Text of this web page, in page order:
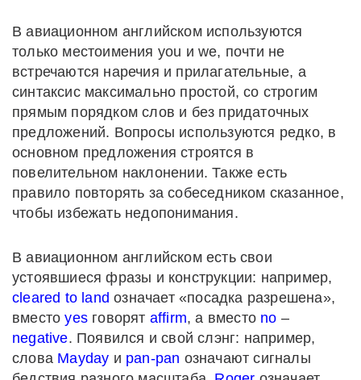
В авиационном английском используются
только местоимения you и we, почти не
встречаются наречия и прилагательные, а
синтаксис максимально простой, со строгим
прямым порядком слов и без придаточных
предложений. Вопросы используются редко, в
основном предложения строятся в
повелительном наклонении. Также есть
правило повторять за собеседником сказанное,
чтобы избежать недопонимания.
В авиационном английском есть свои
устоявшиеся фразы и конструкции: например,
cleared to land означает «посадка разрешена»,
вместоyes говорят affirm, а вместо no –
negative. Появился и свой слэнг: например,
слова Mayday и pan-pan означают сигналы